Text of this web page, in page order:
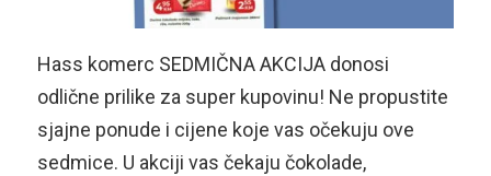
Hass komerc SEDMIČNA AKCIJA donosi
odlične prilike za super kupovinu! Ne propustite
sjajne ponude i cijene koje vas očekuju ove
sedmice. U akciji vas čekaju čokolade,